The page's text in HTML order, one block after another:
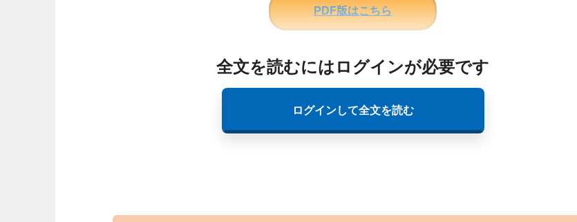
PDF版はこちら
全文を読むにはログインが必要です
ログインして全文を読む